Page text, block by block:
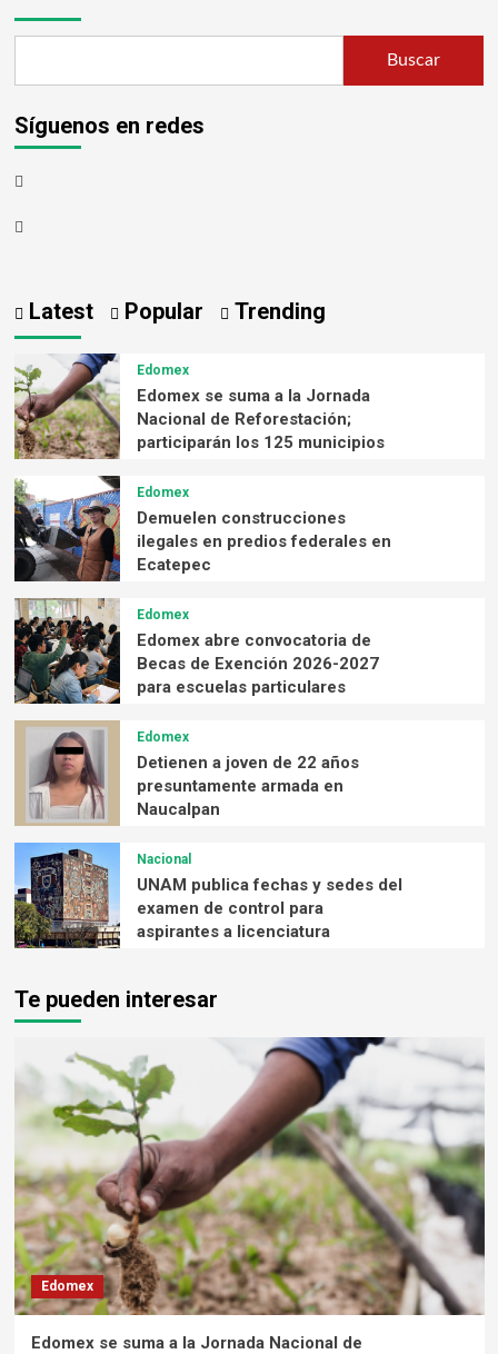
Buscar
Síguenos en redes
Latest Popular Trending
Edomex
Edomex se suma a la Jornada
Nacional de Reforestación;
participarán los 125 municipios
Edomex
Demuelen construcciones
ilegales en predios federales en
Ecatepec
Edomex
Edomex abre convocatoria de
Becas de Exención 2026-2027
para escuelas particulares
Edomex
Detienen a joven de 22 años
presuntamente armada en
Naucalpan
Nacional
UNAM publica fechas y sedes del
examen de control para
aspirantes a licenciatura
Te pueden interesar
Edomex
Edomex se suma a la Jornada Nacional de